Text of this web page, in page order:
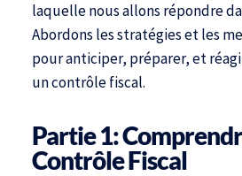
laquelle nous allons répondre
Abordons les stratégies et les
pour anticiper, préparer, et
un contrôle fiscal.
Partie 1:
Contrôle Fiscal